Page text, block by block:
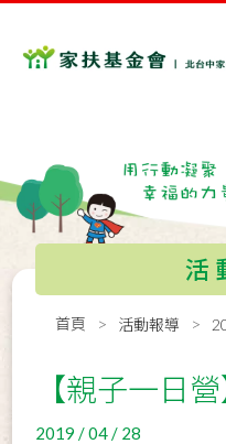
活
首頁 活動報導
【親子一日營
2019 / 04 / 28